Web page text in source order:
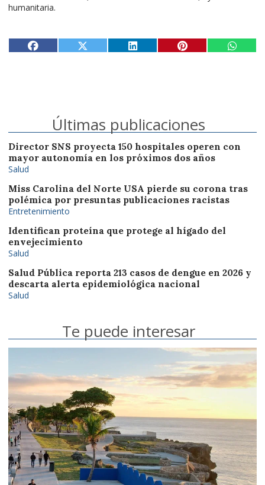
humanitaria.
Últimas publicaciones
Director SNS proyecta 150 hospitales operen con
mayor autonomía en los próximos dos años
Salud
Miss Carolina del Norte USA pierde su corona tras
polémica por presuntas publicaciones racistas
Entretenimiento
Identifican proteína que protege al hígado del
envejecimiento
Salud
Salud Pública reporta 213 casos de dengue en 2026 y
descarta alerta epidemiológica nacional
Salud
Te puede interesar